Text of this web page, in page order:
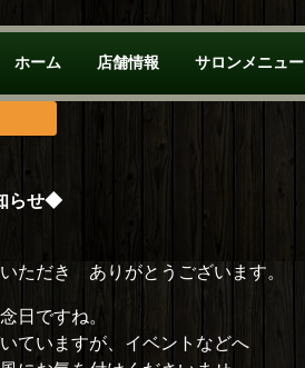
ホーム 店舗情報 サロンメニュー
らせ◆
ただき ありがとうございます。
日ですね。
ていますが、イベントなどへ